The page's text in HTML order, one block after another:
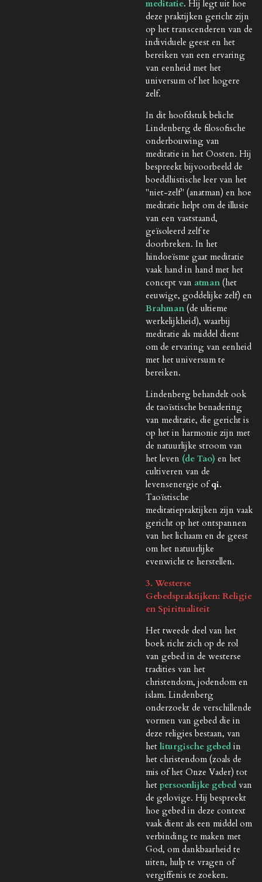
meditatie. Hij legt uit hoe
deze praktijken gericht zijn
op het transcenderen van de
individuele geest en het
bereiken van een ervaring
van eenheid met het
universum of het hogere
zelf.
In dit hoofdstuk belicht
Lindenberg de filosofische
onderbouwing van
meditatie in het Oosten. Hij
bespreekt bijvoorbeeld de
boeddhistische leer van het
"niet-zelf" (anatman) en hoe
meditatie helpt om de illusie
van een vaststaand,
geïsoleerd zelf te
doorbreken. In het
hindoeïsme gaat meditatie
vaak hand in hand met het
concept van atman (het
eeuwige, goddelijke zelf) en
Brahman (de ultieme
werkelijkheid), waarbij
meditatie als middel dient
om de ervaring van eenheid
met het universum te
bereiken.
Lindenberg behandelt ook
de taoïstische benadering
van meditatie, die gericht is
op het in harmonie zijn met
de natuurlijke stroom van
het leven (de Tao) en het
cultiveren van de
levensenergie ofqi.
Taoïstische
meditatiepraktijken zijn vaak
gericht op het ontspannen
van het lichaam en de geest
om het natuurlijke
evenwicht te herstellen.
3. Westerse
Gebedspraktijken: Religie
en Spiritualiteit
Het tweede deel van het
boek richt zich op de rol
van gebed in de westerse
tradities van het
christendom, jodendom en
islam. Lindenberg
onderzoekt de verschillende
vormen van gebed die in
deze religies bestaan, van
het liturgische gebed in
het christendom (zoals de
mis of het Onze Vader) tot
het persoonlijke gebed van
de gelovige. Hij bespreekt
hoe gebed in deze context
vaak dient als een middel om
verbinding te maken met
God, om dankbaarheid te
uiten, hulp te vragen of
vergiffenis te zoeken.